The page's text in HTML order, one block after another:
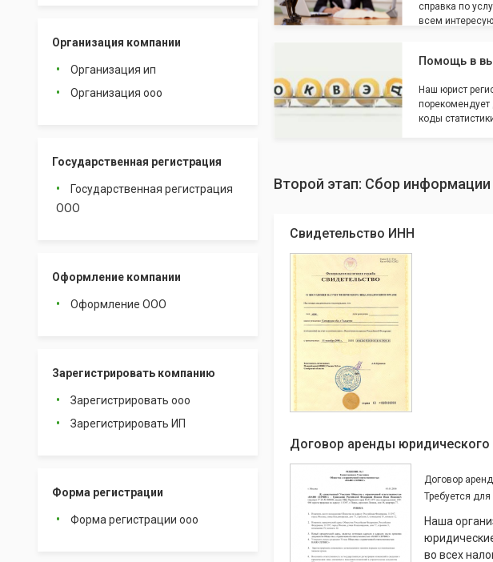
Организация компании
Организация ип
Организация ооо
Государственная регистрация
Государственная регистрация
ООО
Оформление компании
Оформление ООО
Зарегистрировать компанию
Зарегистрировать ооо
Зарегистрировать ИП
Форма регистрации
Форма регистрации ооо
справка по
всем
Помощь в
Наш юрист
коды
Второй этап: Сбор информации
Свидетельство ИНН
Договор аренды юридического
Договор
Требуется
Наша
во всех